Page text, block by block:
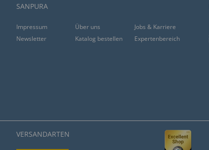
SANPURA
Impressum Über uns
Jobs & Karriere
Newsletter
Katalog bestellen Expertenbereich
VERSANDARTEN